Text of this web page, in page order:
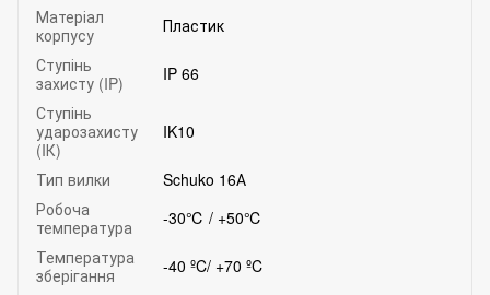
Матеріал
корпусу
Пластик
Ступінь
захисту (IP)
IP 66
Ступінь
ударозахисту
(IК)
IK10
Тип вилки
Schuko 16А
Робоча
температура
-30℃ / +50℃
Температура
зберігання
-40 ºC/ +70 ºC